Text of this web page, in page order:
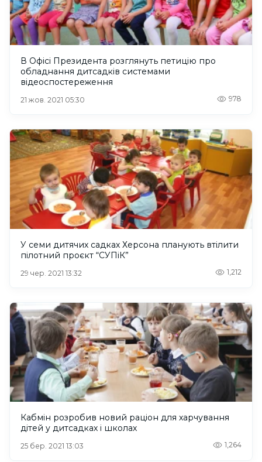
В Офісі Президента розглянуть петицію про
обладнання дитсадків системами
відеоспостереження
21 жов. 2021 05:30 978
У семи дитячих садках Херсона планують втілити
пілотний проєкт “СУПіК”
29 чер. 2021 13:32 1,212
Кабмін розробив новий раціон для харчування
дітей у дитсадках і школах
25 бер. 2021 13:03 1,264